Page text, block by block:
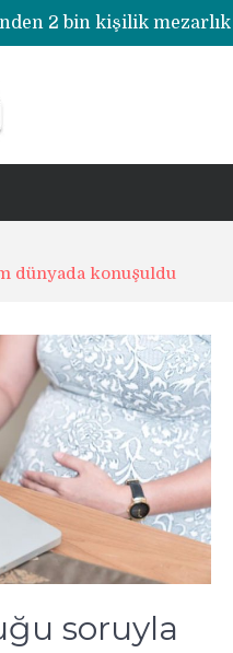
2 bin kişilik
operasyonunda 1
dünyada konuşuldu
soruyla